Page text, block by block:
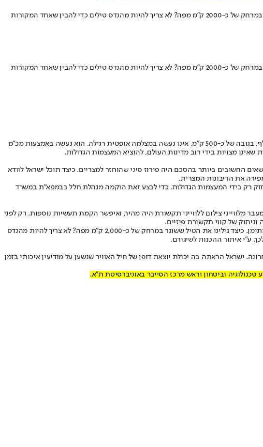
ייעודו של הלווין הוא צילום האזורים מעליהם הוא עובר ושידור המודיעין הנאסף אל מרכזי הפענוח בארץ • כיצד גילינו את הטיל ששוגר במרחק של כ-2000 ק"מ מפה? לא צריך להיות מהנדס טילים כדי להבין שאחד המקורות
ייעודו של הלווין הוא צילום האזורים מעליהם הוא עובר ושידור המודיעין הנאסף אל מרכזי הפענוח בארץ • כיצד גילינו את הטיל ששוגר במרחק של כ-2000 ק"מ מפה? לא צריך להיות מהנדס טילים כדי להבין שאחד המקורות
ייעודו של הלווין הוא צילום האזורים מעליהם הוא עובר ושידור המודיעין הנאסף אל מרכזי הפענוח בארץ. "צילום" השטח מעליו הוא חולף, בגובה של כ-500 ק"מ, אינו נעשה במצלמה אופטית רגילה. הוא נעשה באמצעות מכ"מ
מצויות בידי רוב מדינות העולם, להוציא המעצמות הגדולות.
מצריים. עבור ישראל, אחד הנושאים החשובים ביותר בהסכם היה פירוז סיני שהוחזר למצריים. כיצד תוכל ישראל לוודא
את הריבונות המצרית.
רק בידי המעצמות הגדולות. כדי לבצע זאת הוקמה מנהלת חלל בבמפא"ת במשרד
צילום ללווייני תקשורת היה מהיר, ואיפשר הקמת תעשיות נוספות. רק לפני
כתיבת השורות שאתם קוראים כעת הופרעה בגלל התרעה שקיבלתי מפיקוד העורף, להיצמד למרחב מוגן, בתגובה לשיגור טיל חות'י מתימן. כיצד גילינו את הטיל ששוגר במרחק של כ-2,000 ק"מ מפה? לא צריך להיות מהנדס
ע"י איתור ההכנות לשיגורם.
ישראל הראתה בה יכולת יוצאת דופן של חיל האוויר שנשען על מודיעין איכותי בזמן